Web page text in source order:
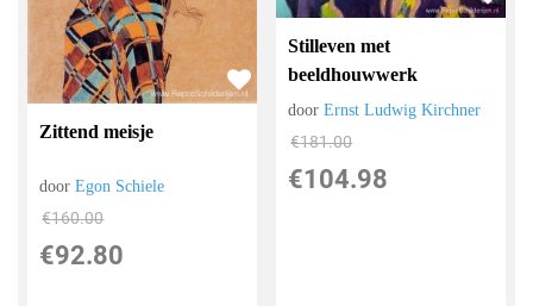
Zittend meisje
doorEgon Schiele
€160.00
€92.80
Stilleven met
beeldhouwwerk
doorErnst Ludwig Kirchner
€181.00
€104.98